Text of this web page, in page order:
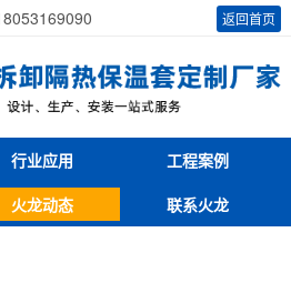
返回首页
行业应用
工程案例
火龙动态 联系火龙